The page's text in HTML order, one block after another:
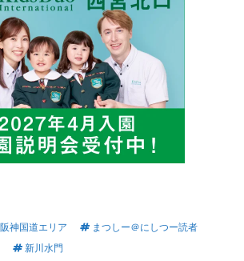
神国道エリア
まつしー＠にしつー読者
新川水門